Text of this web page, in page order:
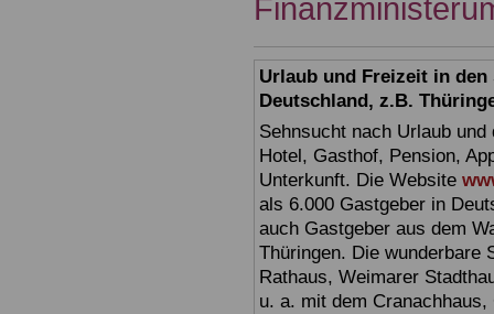
Urlaub und Freizeit in
Deutschland, z.B.
Sehnsucht nach Urlaub
Hotel, Gasthof, Pension,
Unterkunft. Die Website
als 6.000 Gastgeber in
auch Gastgeber aus dem
Thüringen. Die wunderbare
Rathaus, Weimarer
u. a. mit dem